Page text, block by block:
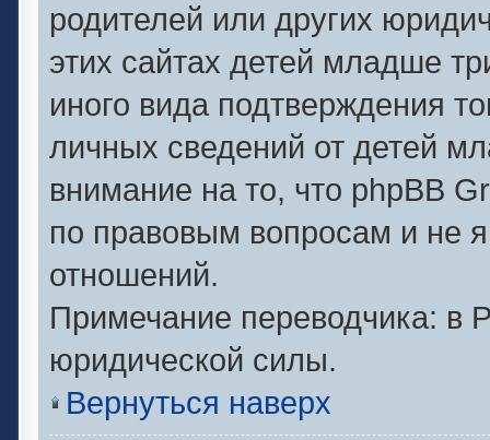
родителей или других
этих сайтах детей младше
иного вида подтверждения
личных сведений от детей
внимание на то, что phpBB
по правовым вопросам и не
отношений.
Примечание переводчика: в
юридической силы.
Вернуться наверх